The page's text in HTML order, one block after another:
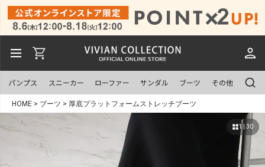
パンプス スニーカー ローファー サンダル ブーツ その他
HOME ブーツ 厚底プラットフォームストレッチブーツ
1 | 30